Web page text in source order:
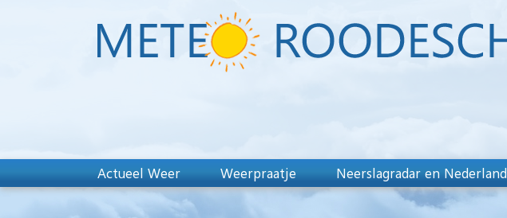
Actueel Weer Weerpraatje Neerslagradar en Nederland